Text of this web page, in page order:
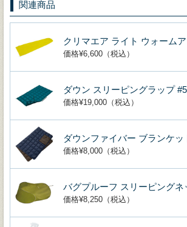
関連商品
クリマエア ライト ウォーム
価格¥6,600（税込）
ダウン スリーピングラップ #5
価格¥19,000（税込）
ダウンファイバー ブランケッ
価格¥8,000（税込）
バグプルーフ スリーピングネ
価格¥8,250（税込）